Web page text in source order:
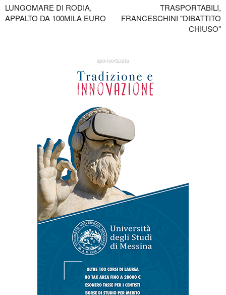
LUNGOMARE DI RODIA,
APPALTO DA 100MILA EURO
TRASPORTABILI,
FRANCESCHINI "DIBATTITO
CHIUSO"
sponsorizzata